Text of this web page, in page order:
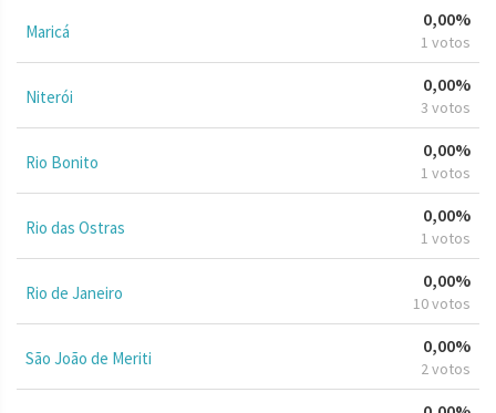
Maricá
0,00%
1 votos
Niterói
0,00%
3 votos
Rio Bonito
0,00%
1 votos
Rio das Ostras
0,00%
1 votos
Rio de Janeiro
0,00%
10 votos
São João de Meriti
0,00%
2 votos